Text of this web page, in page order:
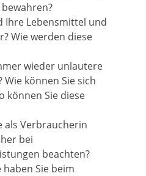
Ihre Lebensmittel und
Wie werden diese
wieder unlautere
Wie können Sie sich
können Sie diese
als Verbraucherin
bei
beachten?
haben Sie beim